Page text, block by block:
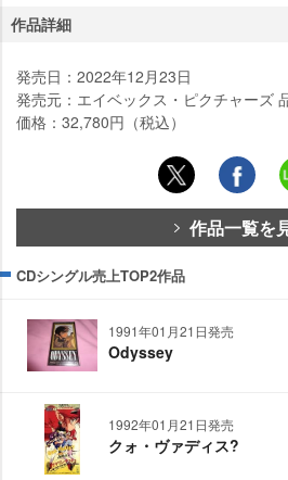
作品詳細
発売日：2022年12月23日
発売元：エイベックス・ピクチャーズ
価格：32,780円（税込）
作品一覧を
CDシングル売上TOP2作品
1991年01月21日発売
Odyssey
1992年01月21日発売
クォ・ヴァディス?